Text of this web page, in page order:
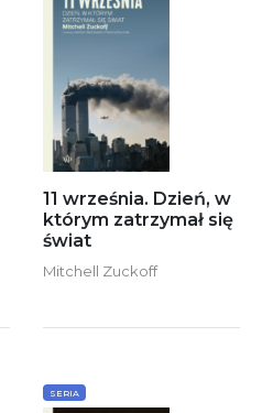
11 września. Dzień, w
którym zatrzymał się
świat
Mitchell Zuckoff
SERIA